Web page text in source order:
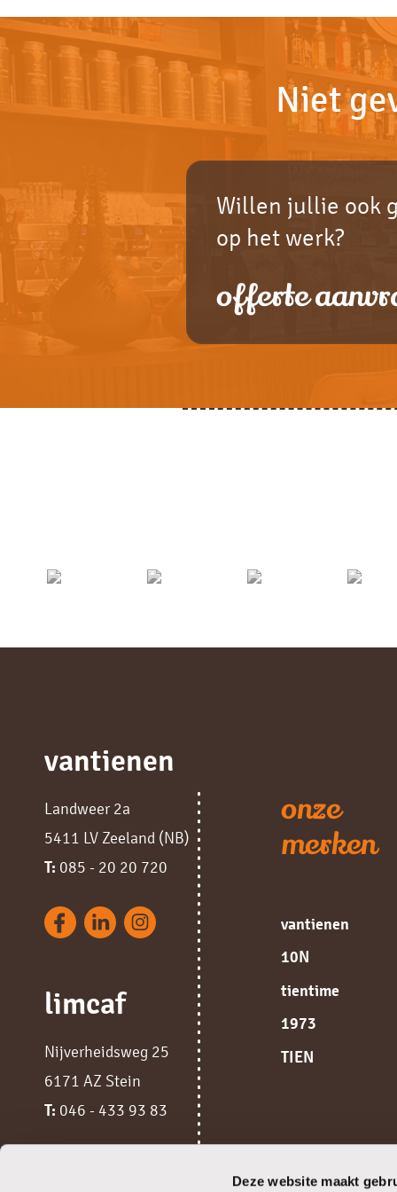
Deze website maakt
Niet
Willen jullie ook
op het werk?
offerte
vantienen
Landweer 2a
5411 LV Zeeland (NB)
T: 085 - 20 20 720
limcaf
Nijverheidsweg 25
6171 AZ Stein
T: 046 - 433 93 83
onze
merken
vantienen
10N
tientime
1973
TIEN